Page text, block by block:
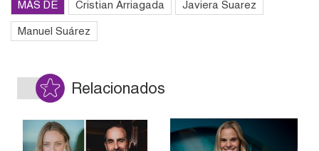
MÁS DE Cristian Arriagada Javiera Suarez
Manuel Suárez
Relacionados